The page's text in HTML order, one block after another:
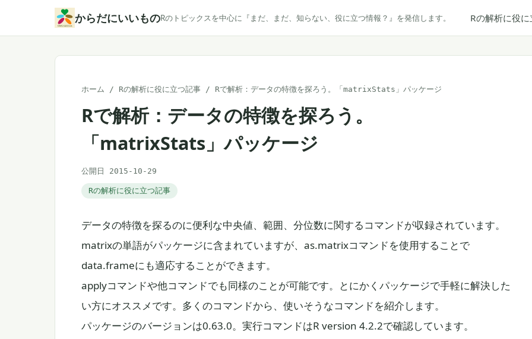
からだにいいものRのトピックスを中心に『まだ、まだ、知らない、役に立つ情報？』を発信します。 Rの解析に役
ホーム / Rの解析に役に立つ記事 / Rで解析：データの特徴を探ろう。「matrixStats」パッケージ
Rで解析：データの特徴を探ろう。
「matrixStats」パッケージ
公開日 2015-10-29
Rの解析に役に立つ記事
データの特徴を探るのに便利な中央値、範囲、分位数に関するコマンドが収録されています。
matrixの単語がパッケージに含まれていますが、as.matrixコマンドを使用することで
data.frameにも適応することができます。
applyコマンドや他コマンドでも同様のことが可能です。とにかくパッケージで手軽に解決した
い方にオススメです。多くのコマンドから、使いそうなコマンドを紹介します。
パッケージのバージョンは0.63.0。実行コマンドはR version 4.2.2で確認しています。